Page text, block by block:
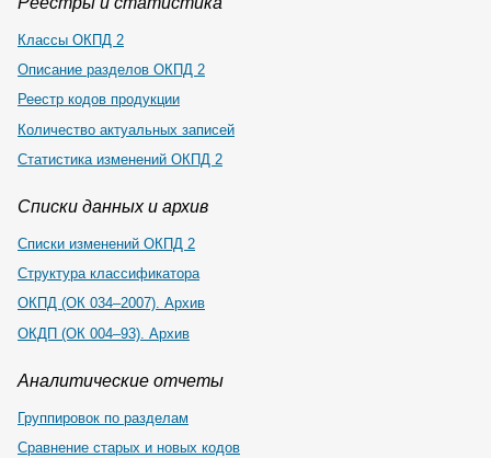
Классы ОКПД 2
Описание разделов ОКПД 2
Реестр кодов продукции
Количество актуальных записей
Статистика изменений ОКПД 2
Списки данных и архив
Списки изменений ОКПД 2
Структура классификатора
ОКПД (ОК 034–2007). Архив
ОКДП (ОК 004–93). Архив
Аналитические отчеты
Группировок по разделам
Сравнение старых и новых кодов